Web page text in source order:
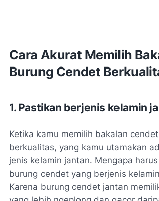
Cara Akurat Memilih
Burung Cendet
1. Pastikan berjenis kelamin
Ketika kamu memilih bakalan
berkualitas, yang kamu utamakan
jenis kelamin jantan. Mengapa
burung cendet yang berjenis
Karena burung cendet jantan